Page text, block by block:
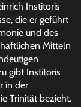
Institoris
die er geführt
und des
Mitteln
gibt Institoris
in der
Trinität bezieht.